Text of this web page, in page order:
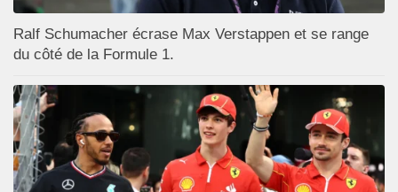
Ralf Schumacher écrase Max Verstappen et se range
du côté de la Formule 1.